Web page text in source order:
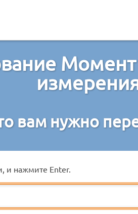
вам нужно
и нажмите Enter.